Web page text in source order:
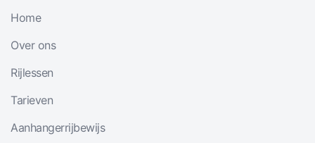
Home
Over ons
Rijlessen
Tarieven
Aanhangerrijbewijs